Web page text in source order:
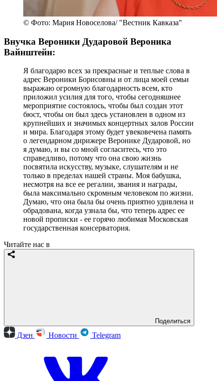
© Фото: Мария Новоселова/ "Вестник Кавказа"
Внучка Вероники Дударовой Вероника
Вайнштейн:
Я благодарю всех за прекрасные и теплые слова в
адрес Вероники Борисовны и от лица моей семьи
выражаю огромную благодарность всем, кто
приложил усилия для того, чтобы сегодняшнее
мероприятие состоялось, чтобы был создан этот
бюст, чтобы он был здесь установлен в одном из
крупнейших и значимых концертных залов России
и мира. Благодаря этому будет увековечена память
о легендарном дирижере Веронике Дударовой, но
я думаю, и вы со мной согласитесь, что это
справедливо, потому что она свою жизнь
посвятила искусству, музыке, слушателям и не
только в пределах нашей страны. Моя бабушка,
несмотря на все ее регалии, звания и награды,
была максимально скромным человеком по жизни.
Думаю, что она была бы очень приятно удивлена и
обрадована, когда узнала бы, что теперь адрес ее
новой прописки - ее горячо любимая Московская
государственная консерватория.
Читайте нас в
Поделиться
Дзен Новости Telegram